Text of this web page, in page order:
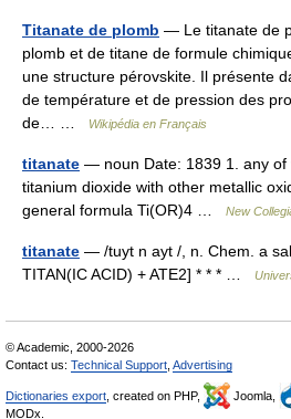
Titanate de plomb — Le titanate de
plomb et de titane de formule
une structure pérovskite. Il présente
de température et de pression des
de… …
Wikipédia en Français
titanate — noun Date: 1839 1. any of
titanium dioxide with other metallic
general formula Ti(OR)4 …
New
titanate — /tuyt n ayt /, n. Chem. a
TITAN(IC ACID) + ATE2] * * * …
© Academic, 2000-2026
Contact us: Technical Support Advertising
Dictionaries export , created on PHP, Joomla,
MODx.